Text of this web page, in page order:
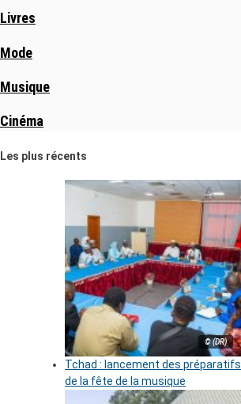
Livres
Mode
Musique
Cinéma
Les plus récents
© (DR)
Tchad : lancement des préparatifs
de la fête de la musique